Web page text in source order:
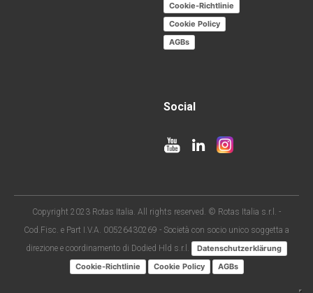
Cookie-Richtlinie
Cookie Policy
AGBs
Social
Copyright 2023 Rotas Italia. All rights reserved. © Rotas Italia s.r.l. -
Cod.Fisc. e Part I.V.A. 00526430269 - Società con socio unico soggetta a
direzione e coordinamento di Dodied Hld s.r.l.
Datenschutzerklärung
Cookie-Richtlinie
Cookie Policy AGBs